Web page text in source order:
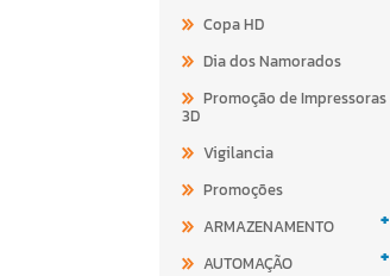
Copa HD
Dia dos Namorados
Promoção de Impressoras
3D
Vigilancia
Promoções
ARMAZENAMENTO
+
AUTOMAÇÃO +